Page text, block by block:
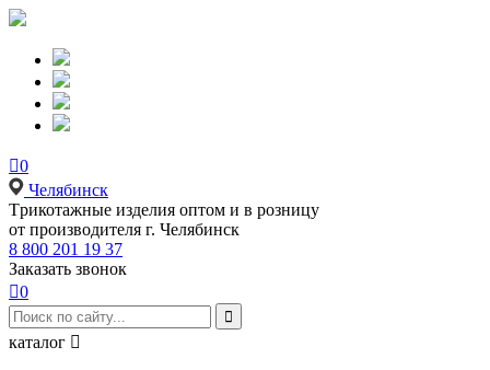
0
Челябинск
Tрикотажные изделия оптом и в розницу
от производителя г. Челябинск
8 800 201 19 37
Заказать звонок
0

каталог 